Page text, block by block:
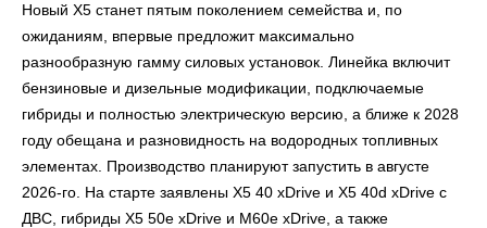
Новый X5 станет пятым поколением семейства и, по
ожиданиям, впервые предложит максимально
разнообразную гамму силовых установок. Линейка включит
бензиновые и дизельные модификации, подключаемые
гибриды и полностью электрическую версию, а ближе к 2028
году обещана и разновидность на водородных топливных
элементах. Производство планируют запустить в августе
2026-го. На старте заявлены X5 40 xDrive и X5 40d xDrive с
ДВС, гибриды X5 50e xDrive и M60e xDrive, а также